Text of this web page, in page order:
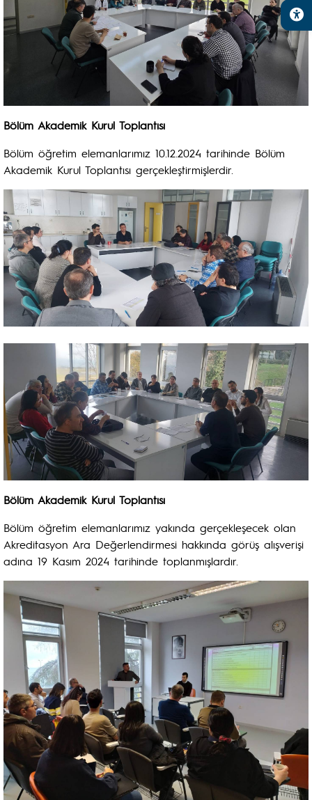
Bölüm Akademik Kurul Toplantısı
Bölüm öğretim elemanlarımız 10.12.2024 tarihinde Bölüm
Akademik Kurul Toplantısı gerçekleştirmişlerdir.
Bölüm Akademik Kurul Toplantısı
Bölüm öğretim elemanlarımız yakında gerçekleşecek olan
Akreditasyon Ara Değerlendirmesi hakkında görüş alışverişi
adına 19 Kasım 2024 tarihinde toplanmışlardır.